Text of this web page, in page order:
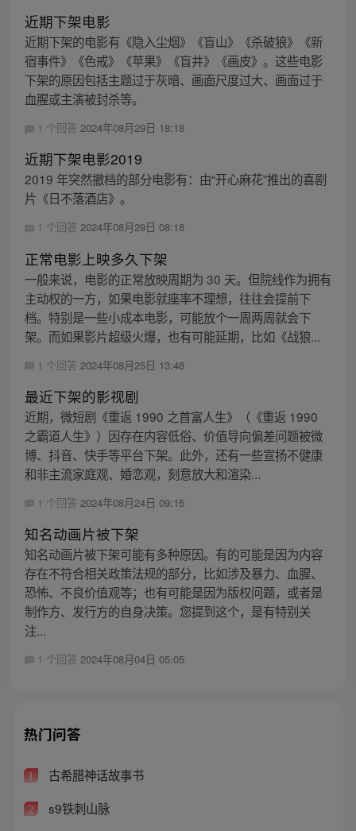
近期下架电影
近期下架的电影有《隐入尘烟》《盲山》《杀破狼》《新
宿事件》《色戒》《苹果》《盲井》《画皮》。这些电影
下架的原因包括主题过于灰暗、画面尺度过大、画面过于
血腥或主演被封杀等。
1 个回答 2024年08月29日 18:18
近期下架电影2019
2019 年突然撤档的部分电影有：由“开心麻花”推出的喜剧
片《日不落酒店》。
1 个回答 2024年08月29日 08:18
正常电影上映多久下架
一般来说，电影的正常放映周期为 30 天。但院线作为拥有
主动权的一方，如果电影就座率不理想，往往会提前下
档。特别是一些小成本电影，可能放个一周两周就会下
架。而如果影片超级火爆，也有可能延期，比如《战狼...
1 个回答 2024年08月25日 13:48
最近下架的影视剧
近期，微短剧《重返 1990 之首富人生》（《重返 1990
之霸道人生》）因存在内容低俗、价值导向偏差问题被微
博、抖音、快手等平台下架。此外，还有一些宣扬不健康
和非主流家庭观、婚恋观，刻意放大和渲染...
1 个回答 2024年08月24日 09:15
知名动画片被下架
知名动画片被下架可能有多种原因。有的可能是因为内容
存在不符合相关政策法规的部分，比如涉及暴力、血腥、
恐怖、不良价值观等；也有可能是因为版权问题，或者是
制作方、发行方的自身决策。您提到这个，是有特别关
注...
1 个回答 2024年08月04日 05:05
热门问答
1 古希腊神话故事书
2 s9铁刺山脉